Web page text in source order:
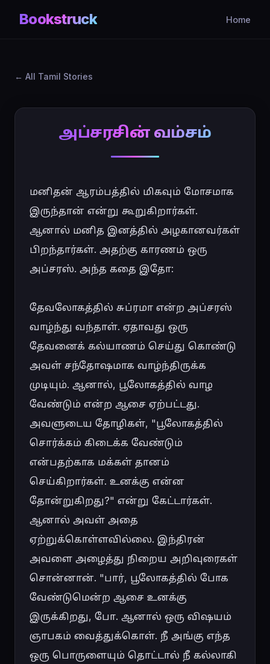
Bookstruck Home
All Tamil Stories
அப்சரசின் வம்சம்
மனிதன் ஆரம்பத்தில் மிகவும் மோசமாக
இருந்தான் என்று கூறுகிறார்கள்.
ஆனால் மனித இனத்தில் அழகானவர்கள்
பிறந்தார்கள். அதற்கு காரணம் ஒரு
அப்சரஸ். அந்த கதை இதோ:
தேவலோகத்தில் சுப்ரமா என்ற அப்சரஸ்
வாழ்ந்து வந்தாள். ஏதாவது ஒரு
தேவனைக் கல்யாணம் செய்து கொண்டு
அவள் சந்தோஷமாக வாழ்ந்திருக்க
முடியும். ஆனால், பூலோகத்தில் வாழ
வேண்டும் என்ற ஆசை ஏற்பட்டது.
அவளுடைய தோழிகள், "பூலோகத்தில்
சொர்க்கம் கிடைக்க வேண்டும்
என்பதற்காக மக்கள் தானம்
செய்கிறார்கள். உனக்கு என்ன
தோன்றுகிறது?" என்று கேட்டார்கள்.
ஆனால் அவள் அதை
ஏற்றுக்கொள்ளவில்லை. இந்திரன்
அவளை அழைத்து நிறைய அறிவுரைகள்
சொன்னான். "பார், பூலோகத்தில் போக
வேண்டுமென்ற ஆசை உனக்கு
இருக்கிறது, போ. ஆனால் ஒரு விஷயம்
ஞாபகம் வைத்துக்கொள். நீ அங்கு எந்த
ஒரு பொருளையும் தொட்டால் நீ கல்லாகி